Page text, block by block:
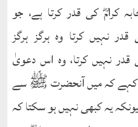
کرامؓ کی قدر کرتا ہے، جو
نہیں کرتا وہ ہرگز ہرگز
نہیں کرتا، وہ اس دعویٰ
کہے کہ میں آنحضرت ﷺ سے
یہ کبھی نہیں ہو سکتا کہ